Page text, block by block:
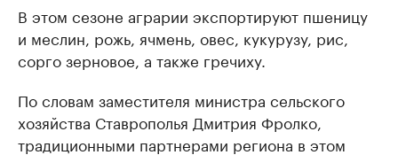
В этом сезоне аграрии экспортируют пшеницу
и меслин, рожь, ячмень, овес, кукурузу, рис,
сорго зерновое, а также гречиху.
По словам заместителя министра сельского
хозяйства Ставрополья Дмитрия Фролко,
традиционными партнерами региона в этом